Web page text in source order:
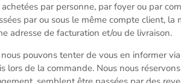
par personne, par foyer ou par
par ou sous le même compte client, la
adresse de facturation et/ou de livraison.
pouvons tenter de vous en informer via
de la commande. Nous nous